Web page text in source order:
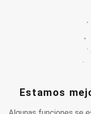
Estamos